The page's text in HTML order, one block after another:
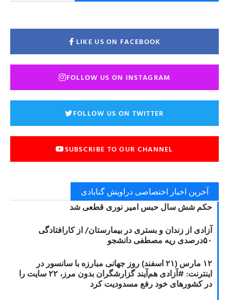
LIKE US ON FACEBOOK
FOLLOW US ON INSTAGRAM
FOLLOW US ON TWITTER
SUBSCRIBE TO OUR CHANNEL
آخرین اخبار اختصاصی دراویش گنابادی
حکم شش سال حبس امیر نوری قطعی شد
آزادی از زندان و بستری در بیمارستان/ از کارافتادگی
۵۰درصدی ریه مصطفی دانشجو
۱۲ مارس (۲۱ اسفند) روز جهانی مبارزه با سانسور در
اینترنت: #آزادی هم‌آیند گزارشگران‌ بدون مرز، ۲۲ سایت را
در کشورهای خود رفع مسدودیت کرد